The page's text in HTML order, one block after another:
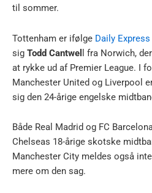
til sommer.
Tottenham er ifølge Daily Express
sig Todd Cantwel
l fra Norwich,
at rykke ud af Premier League. I
Manchester United og Liverpool
sig den 24-årige engelske
Både Real Madrid og FC
Chelseas 18-årige skotske
Manchester City meldes også
mere om den sag.